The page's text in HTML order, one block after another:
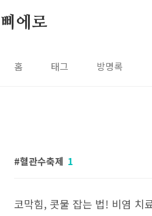
삐에로
홈 태그 방명록
혈관수축제 1